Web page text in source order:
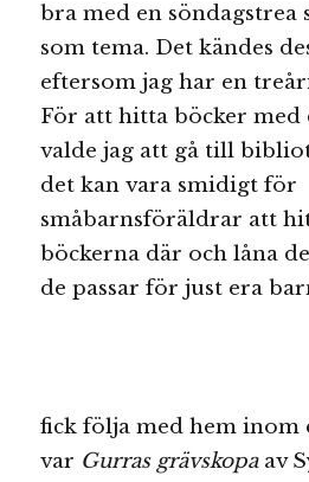
bra med en
som tema. Det kändes
eftersom jag har en
För att hitta böcker med
valde jag att gå till
det kan vara smidigt för
småbarnsföräldrar att
böckerna där och låna
de passar för just era
fick följa med hem inom
var Gurras grävskopaav